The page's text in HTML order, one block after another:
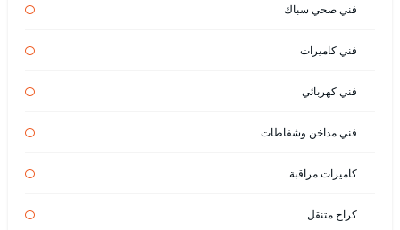
فني صحي سباك
فني كاميرات
فني كهربائي
فني مداخن وشفاطات
كاميرات مراقبة
كراج متنقل